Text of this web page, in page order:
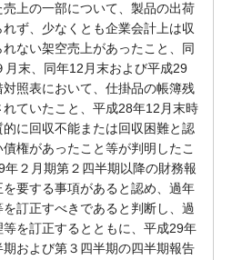
売上の一部について、製品の出荷
ず、少なくとも企業会計上は収
ない架空売上があったこと、同
月末、同年12月末および平成29
照表において、仕掛品の帳簿残
ていたこと、平成28年12月末時
的に回収不能または回収困難と認
権があったこと等が判明したこ
年２月期第２四半期以降の財務報
要する事項があると認め、過年
を訂正すべきであると判断し、過
を訂正するとともに、平成29年
期および第３四半期の四半期報告